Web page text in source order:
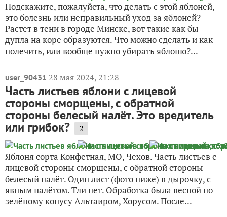
Подскажите, пожалуйста, что делать с этой яблоней,
это болезнь или неправильный уход за яблоней?
Растет в тени в городе Минске, вот такие как бы
дупла на коре образуются. Что можно сделать и как
полечить, или вообще нужно убирать яблоню?...
user_90431 28 мая 2024, 21:28
Часть листьев яблони с лицевой
стороны сморщены, с обратной
стороны белесый налёт. Это вредитель
или грибок? 2
Яблоня сорта Конфетная, МО, Чехов. Часть листьев с
лицевой стороны сморщены, с обратной стороны
белесый налёт. Один лист (фото ниже) в дырочку, с
явным налётом. Тли нет. Обработка была весной по
зелёному конусу Альтаиром, Хорусом. После...